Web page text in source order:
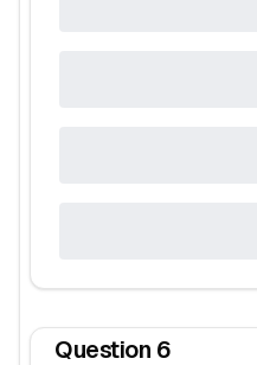
Question 6